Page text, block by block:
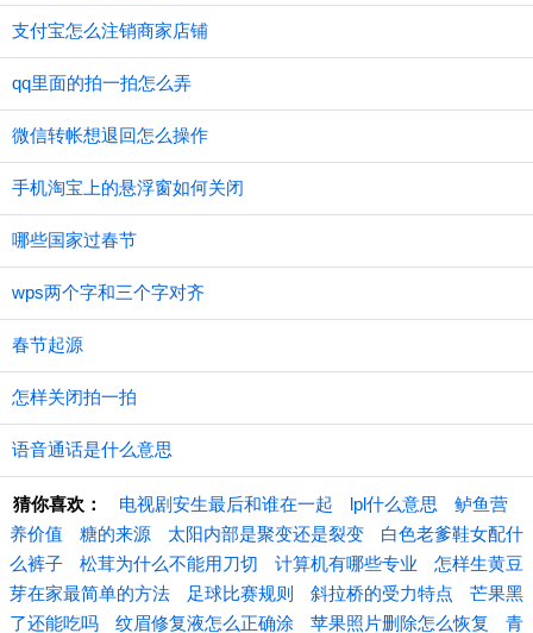
支付宝怎么注销商家店铺
qq里面的拍一拍怎么弄
微信转帐想退回怎么操作
手机淘宝上的悬浮窗如何关闭
哪些国家过春节
wps两个字和三个字对齐
春节起源
怎样关闭拍一拍
语音通话是什么意思
猜你喜欢： 电视剧安生最后和谁在一起 lpl什么意思
鲈鱼营
养价值
糖的来源 太阳内部是聚变还是裂变
白色老爹鞋女配什
么裤子
松茸为什么不能用刀切 计算机有哪些专业
怎样生黄豆
芽在家最简单的方法
足球比赛规则 斜拉桥的受力特点
芒果黑
了还能吃吗
纹眉修复液怎么正确涂 苹果照片删除怎么恢复 青